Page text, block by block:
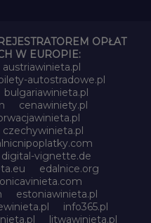
OPŁAT
W EUROPIE:
austriawinieta.pl
autostradowe.pl
bulgariawinieta.pl
cenawiniety.pl
czechywinieta.pl
digital-vignette.de
edalnice.org
estoniawinieta.pl
info365.pl
litwawinieta.pl